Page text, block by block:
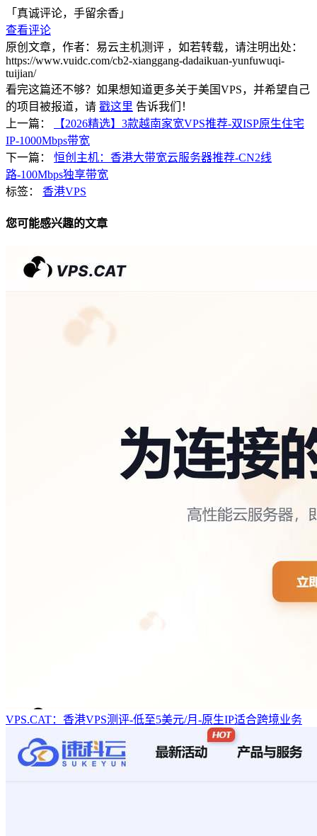
「真诚评论，手留余香」
查看评论
原创文章，作者：易云主机测评 ，如若转载，请注明出处：
https://www.vuidc.com/cb2-xianggang-dadaikuan-yunfuwuqi-
tuijian/
看完这篇还不够？如果想知道更多关于美国VPS，并希望自己
的项目被报道，请 戳这里 告诉我们！
上一篇：
【2026精选】3款越南家宽VPS推荐-双ISP原生住宅
IP-1000Mbps带宽
下一篇：
恒创主机：香港大带宽云服务器推荐-CN2线
路-100Mbps独享带宽
标签：
香港VPS
您可能感兴趣的文章
VPS.CAT：香港VPS测评-低至5美元/月-原生IP适合跨境业务